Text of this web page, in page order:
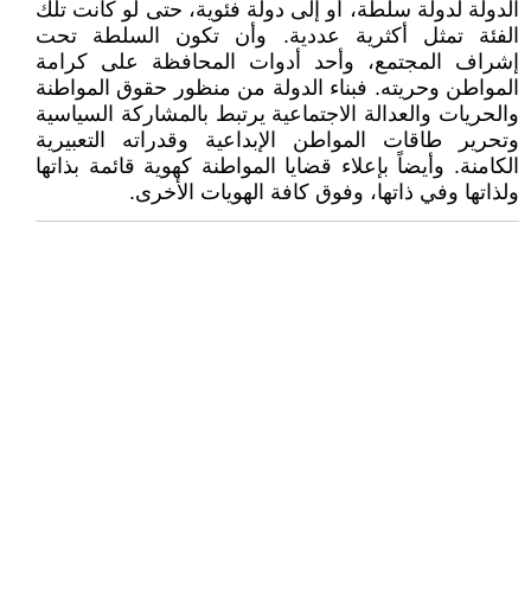
الدولة لدولة سلطة، أو إلى دولة فئوية، حتى لو كانت تلك
الفئة تمثل أكثرية عددية. وأن تكون السلطة تحت
إشراف المجتمع، وأحد أدوات المحافظة على كرامة
المواطن وحريته. فبناء الدولة من منظور حقوق المواطنة
والحريات والعدالة الاجتماعية يرتبط بالمشاركة السياسية
وتحرير طاقات المواطن الإبداعية وقدراته التعبيرية
الكامنة. وأيضاً بإعلاء قضايا المواطنة كهوية قائمة بذاتها
ولذاتها وفي ذاتها، وفوق كافة الهويات الأخرى.